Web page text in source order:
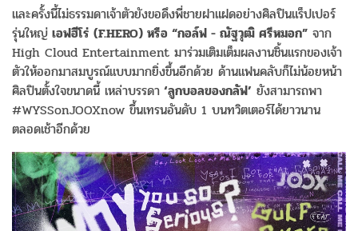
และครั้งนี้ไม่ธรรมดาเจ้าตัวยังขอดึงพี่ชายฝาแฝดอย่างศิลปินแร็ปเปอร์
รุ่นใหญ่ เอฟฮีโร่ (F.HERO) หรือ “กอล์ฟ - ณัฐวุฒิ ศรีหมอก” จาก
High Cloud Entertainment มาร่วมเติมเต็มผลงานชิ้นแรกของเจ้า
ตัวให้ออกมาสมบูรณ์แบบมากยิ่งขึ้นอีกด้วย ด้านแฟนคลับก็ไม่น้อยหน้า
ศิลปินตั้งใจขนาดนี้ เหล่าบรรดา ‘ลูกบอลของกลัฟ’ ยังสามารถพา
#WYSSonJOOXnow ขึ้นเทรนอันดับ 1 บนทวิตเตอร์ได้ยาวนาน
ตลอดเช้าอีกด้วย